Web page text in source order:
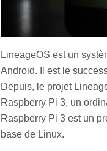
LineageOS est un
Android. Il est le
Depuis, le projet
Raspberry Pi 3, un
Raspberry Pi 3 est un
base de Linux.